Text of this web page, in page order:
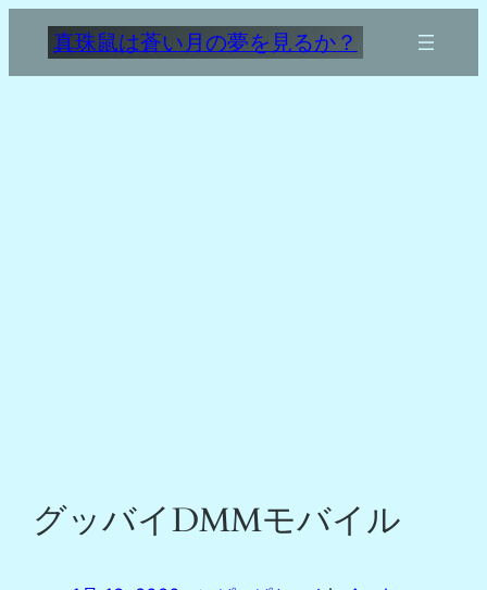
を
真珠鼠は蒼い月の夢を見るか？
グッバイDMMモバイル